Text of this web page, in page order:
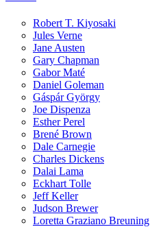
Robert T. Kiyosaki
Jules Verne
Jane Austen
Gary Chapman
Gabor Maté
Daniel Goleman
Gáspár György
Joe Dispenza
Esther Perel
Brené Brown
Dale Carnegie
Charles Dickens
Dalai Lama
Eckhart Tolle
Jeff Keller
Judson Brewer
Loretta Graziano Breuning